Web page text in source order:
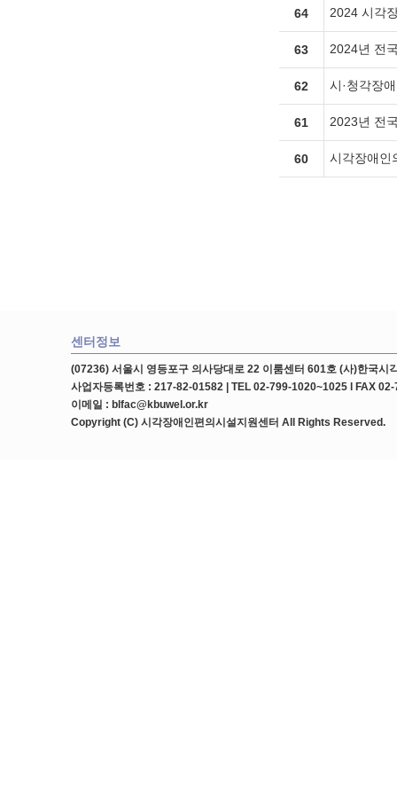
64 2024 시각
63 2024년 전
62 시·청각장
61 2023년 전
60 시각장애인
센터정보
(07236) 서울시 영등포구 의사당대로 22 이룸센터 601호 (사)한국시
사업자등록번호 : 217-82-01582 | TEL 02-799-1020~1025 l FAX
이메일 : blfac@kbuwel.or.kr
Copyright (C) 시각장애인편의시설지원센터 All Rights Reserved.